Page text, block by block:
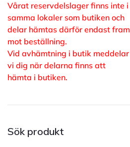
Vårat reservdelslager finns inte i
samma lokaler som butiken och
delar hämtas därför endast fram
mot beställning.
Vid avhämtning i butik meddelar
vi dig när delarna finns att
hämta i butiken.
Sök produkt